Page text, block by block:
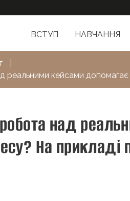
ВСТУП НАВЧАННЯ
реальними кейсами
над
На